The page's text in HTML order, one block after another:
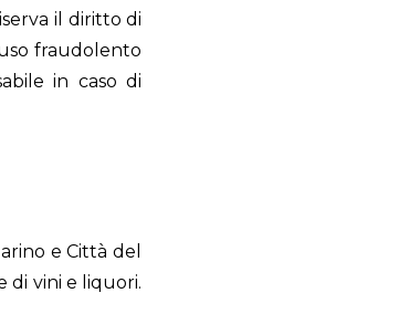
il diritto di
fraudolento
in caso di
e Città del
di vini e liquori.